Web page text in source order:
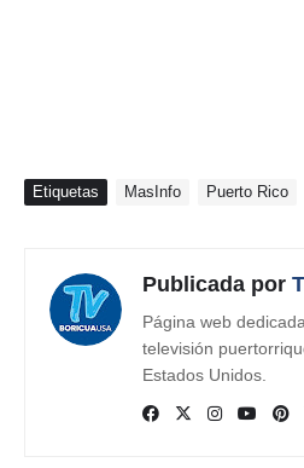
Etiquetas MasInfo Puerto Rico
Publicada por
Página web
televisión
Estados Unidos.